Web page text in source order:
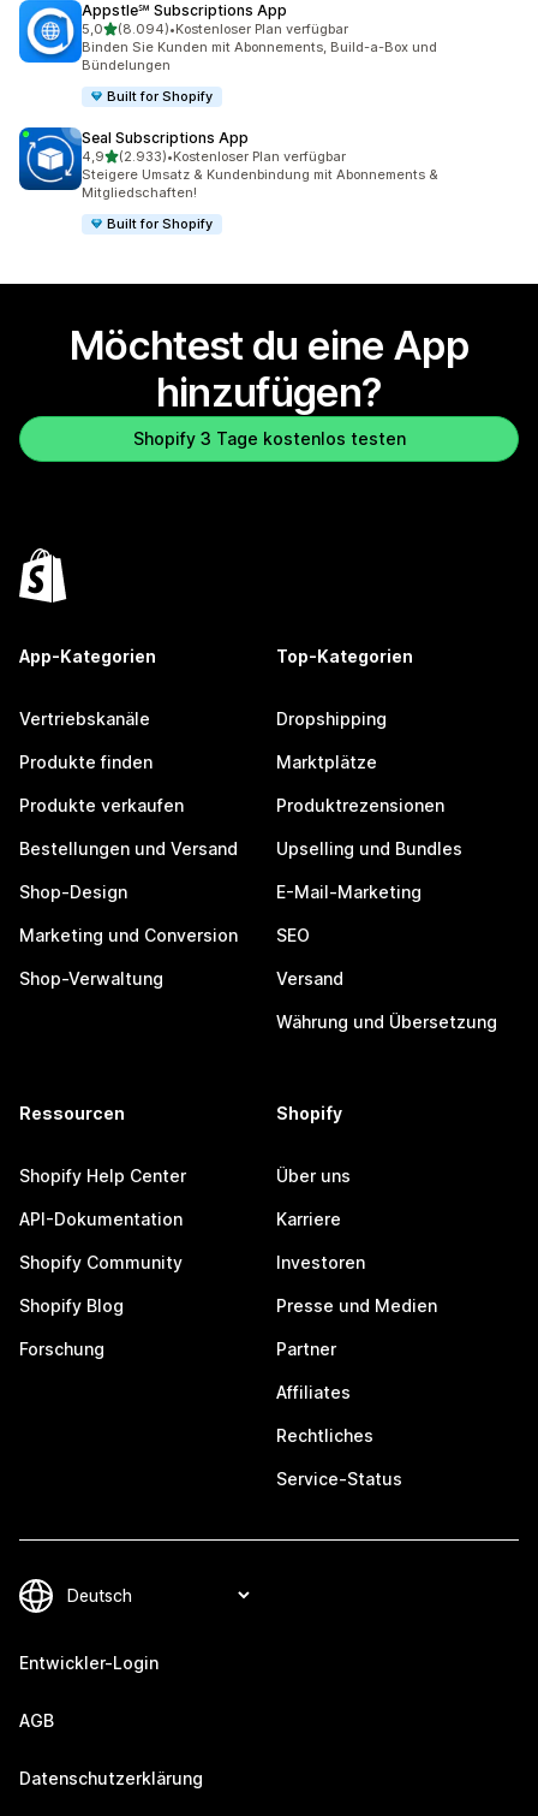
Appstle℠ Subscriptions App
5,0von 5 Sternen
(8.094)
8094 Rezensionen insgesamt
•Kostenloser Plan verfügbar
Binden Sie Kunden mit Abonnements, Build-a-Box und
Bündelungen
Built for Shopify
Seal Subscriptions App
4,9von 5 Sternen
(2.933)
2933 Rezensionen insgesamt
•Kostenloser Plan verfügbar
Steigere Umsatz & Kundenbindung mit Abonnements &
Mitgliedschaften!
Built for Shopify
Möchtest du eine App
hinzufügen?
Shopify 3 Tage kostenlos testen
App-Kategorien
Vertriebskanäle
Produkte finden
Produkte verkaufen
Bestellungen und Versand
Shop-Design
Marketing und Conversion
Shop-Verwaltung
Top-Kategorien
Dropshipping
Marktplätze
Produktrezensionen
Upselling und Bundles
E-Mail-Marketing
SEO
Versand
Währung und Übersetzung
Ressourcen
Shopify Help Center
API-Dokumentation
Shopify Community
Shopify Blog
Forschung
Shopify
Über uns
Karriere
Investoren
Presse und Medien
Partner
Affiliates
Rechtliches
Service-Status
Entwickler-Login
AGB
Datenschutzerklärung